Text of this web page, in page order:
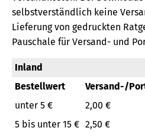
selbstverständlich keine
Lieferung von gedruckten
Pauschale für Versand- und
Inland
Bestellwert
Versand-/
unter 5 €
2,00 €
5 bis unter 15 € 2,50 €